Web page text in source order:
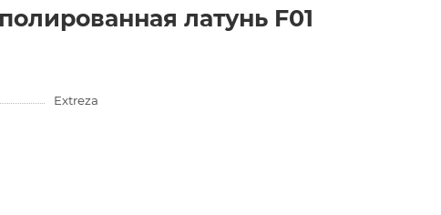
латунь F01
Extreza